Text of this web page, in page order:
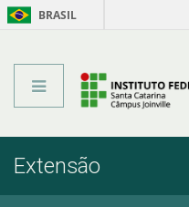
BRASIL
Extensão